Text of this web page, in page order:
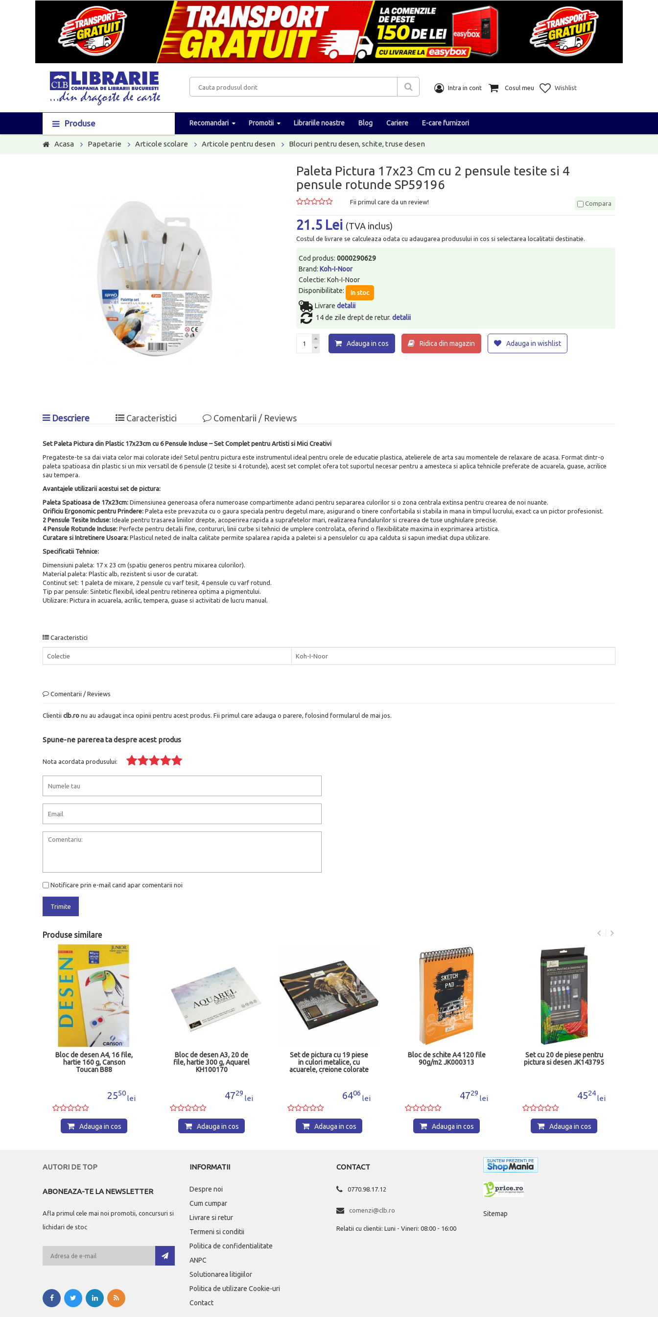
Intra in cont Cosul meu Wishlist
Produse Recomandari Promotii Librariile noastre Blog Cariere E-care furnizori
Acasa Papetarie Articole scolare Articole pentru desen Blocuri pentru desen, schite, truse desen
Paleta Pictura 17x23 Cm cu 2 pensule tesite si 4
pensule rotunde SP59196
Fii primul care da un review! Compara
21.5 Lei (TVA inclus)
Costul de livrare se calculeaza odata cu adaugarea produsului in cos si selectarea localitatii destinatie.
Cod produs:0000290629
Brand: Koh-I-Noor
Colectie: Koh-I-Noor
Disponibilitate:
In stoc
Livraredetalii
14 de zile drept de retur.detalii
Adauga in cos Ridica din magazin Adauga in wishlist
Descriere Caracteristici Comentarii / Reviews
Set Paleta Pictura din Plastic 17x23cm cu 6 Pensule Incluse – Set Complet pentru Artisti si Mici Creativi
Pregateste-te sa dai viata celor mai colorate idei! Setul pentru pictura este instrumentul ideal pentru orele de educatie plastica, atelierele de arta sau momentele de relaxare de acasa. Format dintr-o
paleta spatioasa din plastic si un mix versatil de 6 pensule (2 tesite si 4 rotunde), acest set complet ofera tot suportul necesar pentru a amesteca si aplica tehnicile preferate de acuarela, guase, acrilice
sau tempera.
Avantajele utilizarii acestui set de pictura:
Paleta Spatioasa de 17x23cm: Dimensiunea generoasa ofera numeroase compartimente adanci pentru separarea culorilor si o zona centrala extinsa pentru crearea de noi nuante.
Orificiu Ergonomic pentru Prindere: Paleta este prevazuta cu o gaura speciala pentru degetul mare, asigurand o tinere confortabila si stabila in mana in timpul lucrului, exact ca un pictor profesionist.
2 Pensule Tesite Incluse: Ideale pentru trasarea liniilor drepte, acoperirea rapida a suprafetelor mari, realizarea fundalurilor si crearea de tuse unghiulare precise.
4 Pensule Rotunde Incluse: Perfecte pentru detalii fine, contururi, linii curbe si tehnici de umplere controlata, oferind o flexibilitate maxima in exprimarea artistica.
Curatare si Intretinere Usoara: Plasticul neted de inalta calitate permite spalarea rapida a paletei si a pensulelor cu apa calduta si sapun imediat dupa utilizare.
Specificatii Tehnice:
Dimensiuni paleta: 17 x 23 cm (spatiu generos pentru mixarea culorilor).
Material paleta: Plastic alb, rezistent si usor de curatat.
Continut set: 1 paleta de mixare, 2 pensule cu varf tesit, 4 pensule cu varf rotund.
Tip par pensule: Sintetic flexibil, ideal pentru retinerea optima a pigmentului.
Utilizare: Pictura in acuarela, acrilic, tempera, guase si activitati de lucru manual.
Caracteristici
Colectie Koh-I-Noor
Comentarii / Reviews
Clientii clb.ro nu au adaugat inca opinii pentru acest produs. Fii primul care adauga o parere, folosind formularul de mai jos.
Spune-ne parerea ta despre acest produs
Nota acordata produsului:
Notificare prin e-mail cand apar comentarii noi
Trimite
Produse similare
Bloc de desen A4, 16 file,
hartie 160 g, Canson
Toucan B88
2550
lei
Adauga in cos
Bloc de desen A3, 20 de
file, hartie 300 g, Aquarel
KH100170
4729
lei
Adauga in cos
Set de pictura cu 19 piese
in culori metalice, cu
acuarele, creione colorate
6406
lei
Adauga in cos
Bloc de schite A4 120 file
90g/m2 JK000313
4729
lei
Adauga in cos
Set cu 20 de piese pentru
pictura si desen JK143795
4524
lei
Adauga in cos
AUTORI DE TOP
ABONEAZA-TE LA NEWSLETTER
Afla primul cele mai noi promotii, concursuri si
lichidari de stoc
INFORMATII
Despre noi
Cum cumpar
Livrare si retur
Termeni si conditii
Politica de confidentialitate
ANPC
Solutionarea litigiilor
Politica de utilizare Cookie-uri
Contact
CONTACT
0770.98.17.12
comenzi@clb.ro
Relatii cu clientii: Luni - Vineri: 08:00 - 16:00
Sitemap